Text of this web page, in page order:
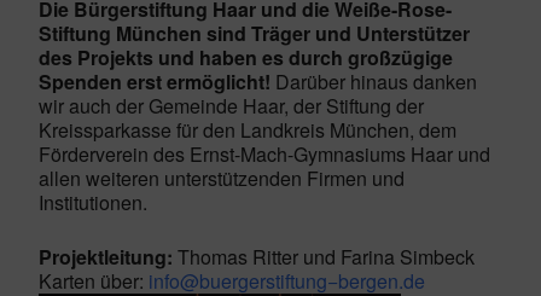
Die Bürgerstiftung Haar und die Weiße-Rose-
Stiftung München sind Träger und Unterstützer
des Projekts und haben es durch großzügige
Spenden erst ermöglicht! Darüber hinaus danken
wir auch der Gemeinde Haar, der Stiftung der
Kreissparkasse für den Landkreis München, dem
Förderverein des Ernst-Mach-Gymnasiums Haar und
allen weiteren unterstützenden Firmen und
Institutionen.
Projektleitung: Thomas Ritter und Farina Simbeck
Karten über: info@buergerstiftung−bergen.de